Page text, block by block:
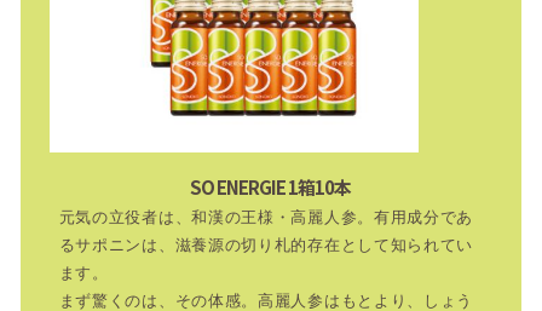
SO ENERGIE 1箱10本
元気の立役者は、和漢の王様・高麗人参。有用成分であ
るサポニンは、滋養源の切り札的存在として知られてい
ます。
まず驚くのは、その体感。高麗人参はもとより、しょう